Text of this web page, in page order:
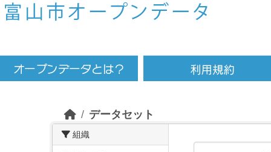
データセット
組織